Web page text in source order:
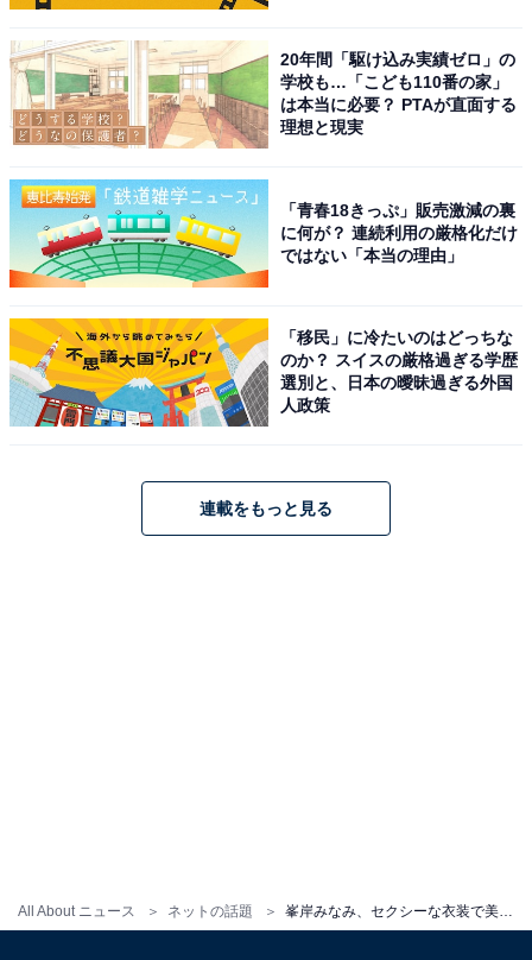
All About ニュース ネットの話題
20年間「駆け込み実績ゼロ」の
学校も…「こども110番の家」
は本当に必要？ PTAが直面する
理想と現実
「青春18きっぷ」販売激減の裏
に何が？ 連続利用の厳格化だけ
ではない「本当の理由」
「移民」に冷たいのはどっちな
のか？ スイスの厳格過ぎる学歴
選別と、日本の曖昧過ぎる外国
人政策
連載をもっと見る